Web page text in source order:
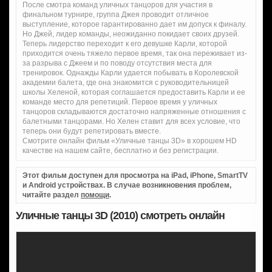
После смотра команд уличных танцоров для участия в
финальном турнире, группа Джея проводит отличное
выступление, которое гарантированно дает им допуск к финалу.
Но Джей, лидер команды, неожиданно покидает своих друзей.
Теперь лидерство переходит к его девушке Карли, которой
приходится очень тяжело первое время, так она переживает из-
за разрыва с Джеем и по поводу отсутствия места для
тренировок. Однажды Карли удается побывать в Королевской
академии балета, где она знакомится с руководительницей
школы Хеленой, которая соглашается предоставить Карли и ее
команде место для репетиций. Первое время у уличных
танцоров складываются достаточно напряженные отношения с
балетными танцорами. Но Хелен ставит для всех условие, что
теперь они будут репетировать вместе.
Смотрите онлайн фильм «Уличные танцы 3D» в хорошем HD
качестве на нашем сайте, бесплатно и без регистрации.
Этот фильм доступен для просмотра на iPad, iPhone, SmartTV
и Android устройствах. В случае возникновения проблем,
читайте раздел помощи.
Уличные танцы 3D (2010) смотреть онлайн